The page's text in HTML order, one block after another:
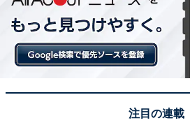
A post shared by 皆藤愛子（かいと
1位は、「皆藤愛子」さんでした！
セントフォース所属のフリーアナ
『めざましテレビ』（フジテレビ
注目の連載